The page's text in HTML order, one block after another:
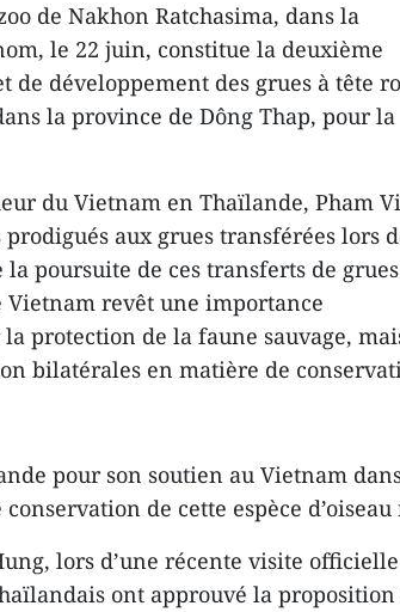
de Nakhon Ratchasima, dans la
le 22 juin, constitue la deuxième
de développement des grues à tête
la province de Dông Thap, pour la
du Vietnam en Thaïlande, Pham
aux grues transférées lors
poursuite de ces transferts de
revêt une importance
protection de la faune sauvage,
bilatérales en matière de
pour son soutien au Vietnam
de cette espèce d’oiseau
lors d’une récente visite
ont approuvé la